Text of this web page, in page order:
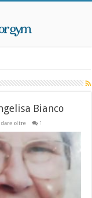
Bianco
oltre 1